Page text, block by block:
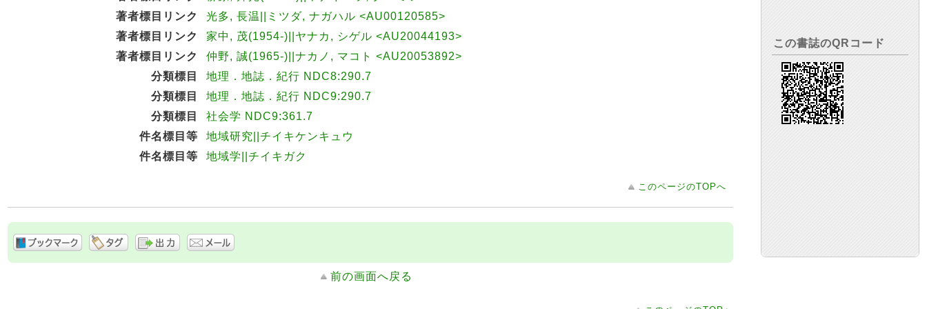
著者標目リンク
光多, 長温||ミツダ, ナガハル <AU00120585>
著者標目リンク
家中, 茂(1954-)||ヤナカ, シゲル <AU20044193>
著者標目リンク
仲野, 誠(1965-)||ナカノ, マコト <AU20053892>
分類標目
地理．地誌．紀行 NDC8:290.7
分類標目
地理．地誌．紀行 NDC9:290.7
分類標目
社会学 NDC9:361.7
件名標目等
地域研究||チイキケンキュウ
件名標目等
地域学||チイキガク
このページのTOPへ
前の画面へ戻る
この書誌のQRコード